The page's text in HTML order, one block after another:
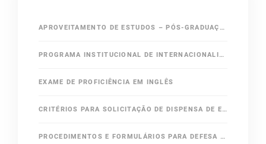
APROVEITAMENTO DE ESTUDOS – PÓS-GRADUAÇÃO IC/UNICAMP
PROGRAMA INSTITUCIONAL DE INTERNACIONALIZAÇÃO – CAPES – PRINT
EXAME DE PROFICIÊNCIA EM INGLÊS
CRITÉRIOS PARA SOLICITAÇÃO DE DISPENSA DE EXAME DE PROFICIÊNCIA EM INGLÊS
PROCEDIMENTOS E FORMULÁRIOS PARA DEFESA DE MESTRADO E DOUTORADO